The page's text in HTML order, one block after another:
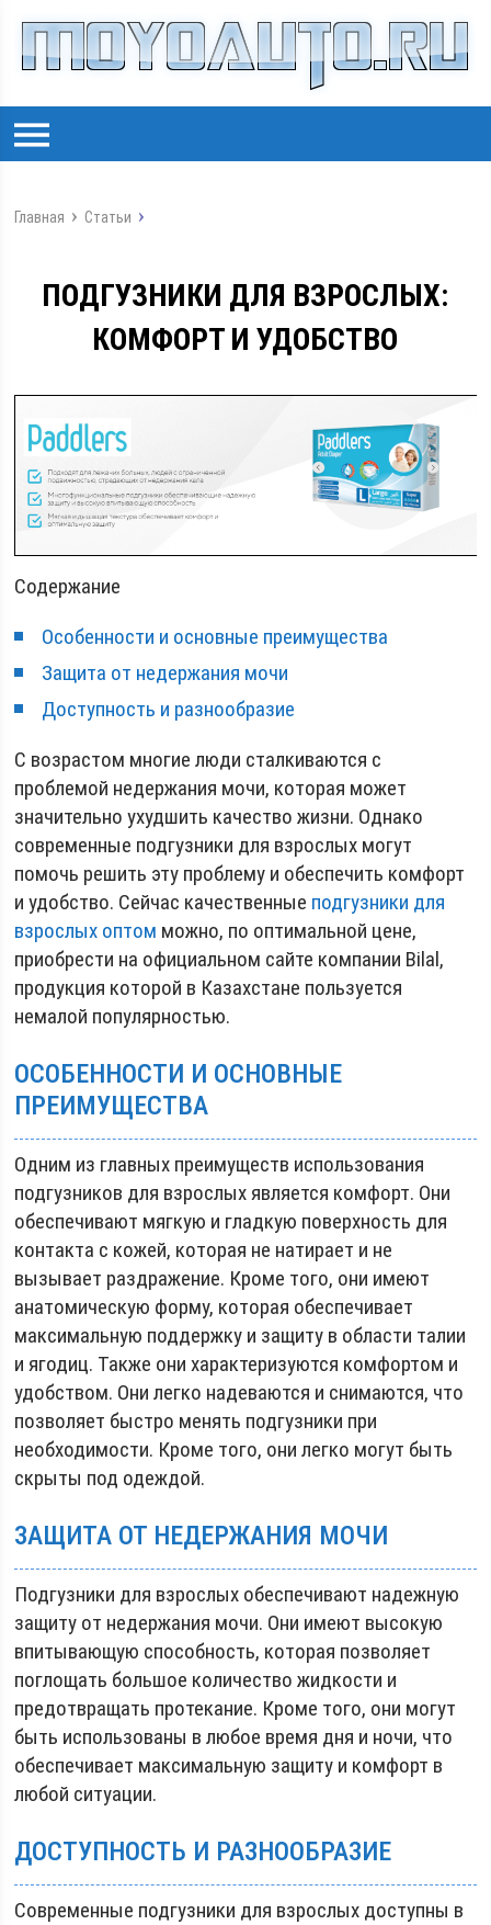
Главная Статьи
ПОДГУЗНИКИ ДЛЯ ВЗРОСЛЫХ:
КОМФОРТ И УДОБСТВО
Содержание
Особенности и основные преимущества
Защита от недержания мочи
Доступность и разнообразие
С возрастом многие люди сталкиваются с
проблемой недержания мочи, которая может
значительно ухудшить качество жизни. Однако
современные подгузники для взрослых могут
помочь решить эту проблему и обеспечить комфорт
и удобство. Сейчас качественные подгузники для
взрослых оптом можно, по оптимальной цене,
приобрести на официальном сайте компании Bilal,
продукция которой в Казахстане пользуется
немалой популярностью.
ОСОБЕННОСТИ И ОСНОВНЫЕ
ПРЕИМУЩЕСТВА
Одним из главных преимуществ использования
подгузников для взрослых является комфорт. Они
обеспечивают мягкую и гладкую поверхность для
контакта с кожей, которая не натирает и не
вызывает раздражение. Кроме того, они имеют
анатомическую форму, которая обеспечивает
максимальную поддержку и защиту в области талии
и ягодиц. Также они характеризуются комфортом и
удобством. Они легко надеваются и снимаются, что
позволяет быстро менять подгузники при
необходимости. Кроме того, они легко могут быть
скрыты под одеждой.
ЗАЩИТА ОТ НЕДЕРЖАНИЯ МОЧИ
Подгузники для взрослых обеспечивают надежную
защиту от недержания мочи. Они имеют высокую
впитывающую способность, которая позволяет
поглощать большое количество жидкости и
предотвращать протекание. Кроме того, они могут
быть использованы в любое время дня и ночи, что
обеспечивает максимальную защиту и комфорт в
любой ситуации.
ДОСТУПНОСТЬ И РАЗНООБРАЗИЕ
Современные подгузники для взрослых доступны в